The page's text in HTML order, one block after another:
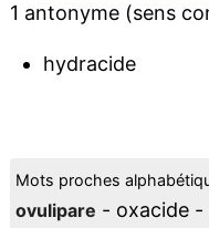
1 antonyme (sens
hydracide
Mots proches
ovulipare - oxacide -